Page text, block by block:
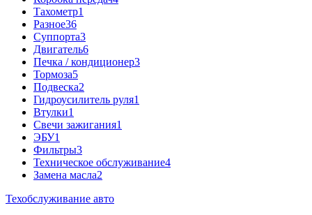
Тахометр1
Разное36
Cуппорта3
Двигатель6
Печка / кондиционер3
Тормоза5
Подвеска2
Гидроусилитель руля1
Втулки1
Свечи зажигания1
ЭБУ1
Фильтры3
Техническое обслуживание4
Замена масла2
Техобслуживание авто